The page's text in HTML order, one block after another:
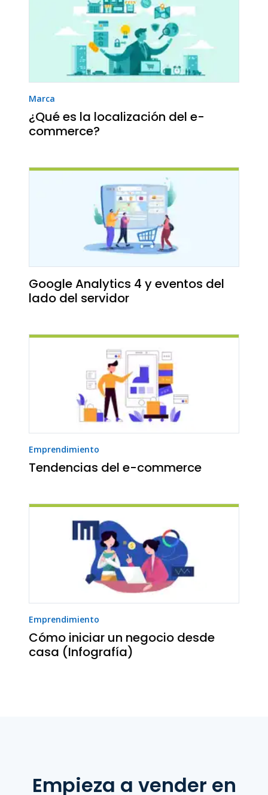
Marca
¿Qué es la localización del e-
commerce?
Google Analytics 4 y eventos del
lado del servidor
Emprendimiento
Tendencias del e-commerce
Emprendimiento
Cómo iniciar un negocio desde
casa (Infografía)
Empieza a vender en